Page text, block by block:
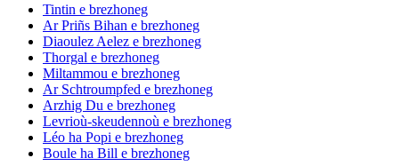
Tintin e brezhoneg
Ar Priñs Bihan e brezhoneg
Diaoulez Aelez e brezhoneg
Thorgal e brezhoneg
Miltammou e brezhoneg
Ar Schtroumpfed e brezhoneg
Arzhig Du e brezhoneg
Levrioù-skeudennoù e brezhoneg
Léo ha Popi e brezhoneg
Boule ha Bill e brezhoneg